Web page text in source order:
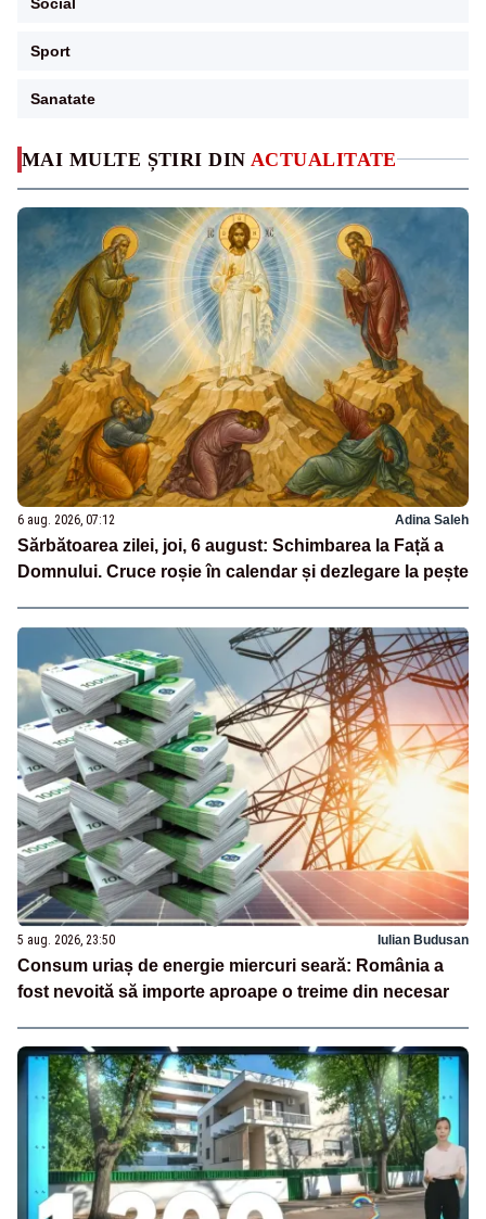
MAI MULTE ȘTIRI DIN ACTUALITATE
6 aug. 2026, 07:12 Adina Saleh
Sărbătoarea zilei, joi, 6 august: Schimbarea la Față a
Domnului. Cruce roșie în calendar și dezlegare la pește
5 aug. 2026, 23:50 Iulian Budusan
Consum uriaș de energie miercuri seară: România a
fost nevoită să importe aproape o treime din necesar
Sport
Sanatate